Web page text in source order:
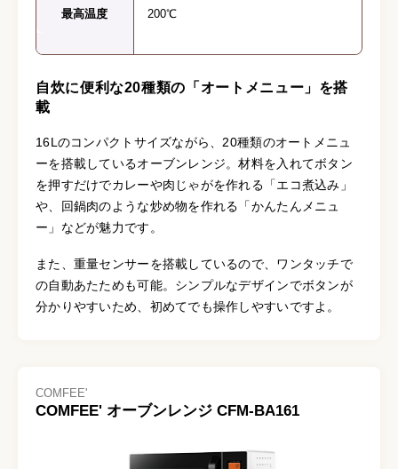
最高温度 200℃
自炊に便利な20種類の「オートメニュー」を搭
載
16Lのコンパクトサイズながら、20種類のオートメニュ
ーを搭載しているオーブンレンジ。材料を入れてボタン
を押すだけでカレーや肉じゃがを作れる「エコ煮込み」
や、回鍋肉のような炒め物を作れる「かんたんメニュ
ー」などが魅力です。
また、重量センサーを搭載しているので、ワンタッチで
の自動あたためも可能。シンプルなデザインでボタンが
分かりやすいため、初めてでも操作しやすいですよ。
COMFEE'
COMFEE' オーブンレンジ CFM-BA161